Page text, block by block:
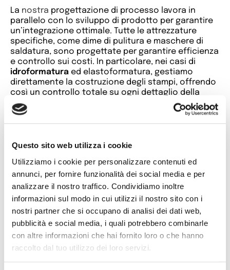
Questo sito web utilizza i cookie
Utilizziamo i cookie per personalizzare contenuti ed
annunci, per fornire funzionalità dei social media e per
analizzare il nostro traffico. Condividiamo inoltre
informazioni sul modo in cui utilizzi il nostro sito con i
nostri partner che si occupano di analisi dei dati web,
pubblicità e social media, i quali potrebbero combinarle
con altre informazioni che hai fornito loro o che hanno
raccolto dal tuo utilizzo dei loro servizi.
La nostra progettazione di processo lavora in
parallelo con lo sviluppo di prodotto per garantire
un’integrazione ottimale. Tutte le attrezzature
specifiche, come dime di pulitura e maschere di
saldatura, sono progettate per garantire efficienza
e controllo sui costi. In particolare, nei casi di
idroformatura ed elastoformatura, gestiamo
direttamente la costruzione degli stampi, offrendo
così un controllo totale su ogni dettaglio della
lavorazione.
Prototipazione e preserie
Con laprototipazione, diamo forma concreta alle
idee sviluppate durante la fase di
ingegneria di
vengano effettuate attraverso avanzati sistemi
CAD, la prototipazione rappresenta spesso l’ultimo
passo prima della produzione in serie. I prototipi
vengono realizzati in un reparto dedicato,
attrezzato con tutte le tecnologie del ciclo
specializzato.